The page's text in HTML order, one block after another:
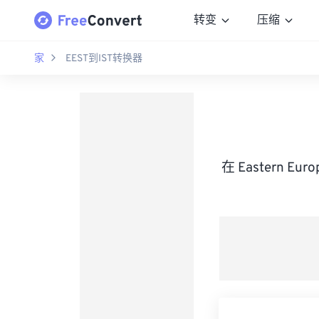
转变 压缩
家 EEST到IST转换器
在 Eastern